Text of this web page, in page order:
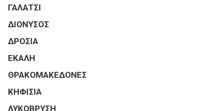
ΓΑΛΑΤΣΙ
ΔΙΟΝΥΣΟΣ
ΔΡΟΣΙΑ
ΕΚΑΛΗ
ΘΡΑΚΟΜΑΚΕΔΟΝΕΣ
ΚΗΦΙΣΙΑ
ΛΥΚΟΒΡΥΣΗ